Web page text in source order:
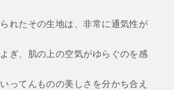
れたその生地は、非常に通気性が
ぎ、肌の上の空気がゆらぐのを感
ってんものの美しさを分かち合え